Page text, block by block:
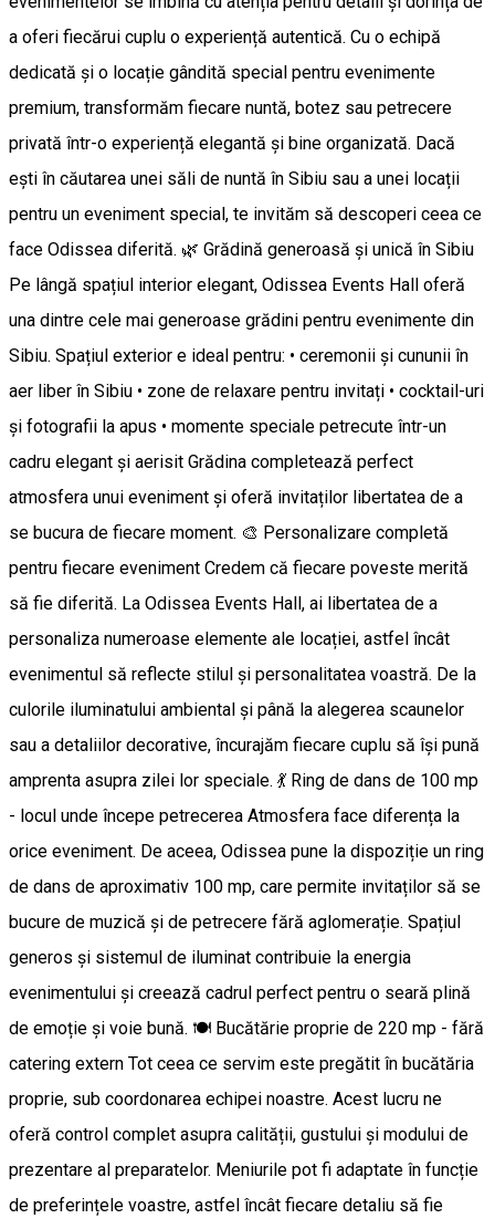
a oferi fiecărui cuplu o experiență autentică. Cu o echipă
dedicată și o locație gândită special pentru evenimente
premium, transformăm fiecare nuntă, botez sau petrecere
privată într-o experiență elegantă și bine organizată. Dacă
ești în căutarea unei săli de nuntă în Sibiu sau a unei locații
pentru un eveniment special, te invităm să descoperi ceea ce
face Odissea diferită. 🌿 Grădină generoasă și unică în Sibiu
Pe lângă spațiul interior elegant, Odissea Events Hall oferă
una dintre cele mai generoase grădini pentru evenimente din
Sibiu. Spațiul exterior e ideal pentru: • ceremonii și cununii în
aer liber în Sibiu • zone de relaxare pentru invitați • cocktail-uri
și fotografii la apus • momente speciale petrecute într-un
cadru elegant și aerisit Grădina completează perfect
atmosfera unui eveniment și oferă invitaților libertatea de a
se bucura de fiecare moment. 🎨 Personalizare completă
pentru fiecare eveniment Credem că fiecare poveste merită
să fie diferită. La Odissea Events Hall, ai libertatea de a
personaliza numeroase elemente ale locației, astfel încât
evenimentul să reflecte stilul și personalitatea voastră. De la
culorile iluminatului ambiental și până la alegerea scaunelor
sau a detaliilor decorative, încurajăm fiecare cuplu să își pună
amprenta asupra zilei lor speciale. 💃 Ring de dans de 100 mp
- locul unde începe petrecerea Atmosfera face diferența la
orice eveniment. De aceea, Odissea pune la dispoziție un ring
de dans de aproximativ 100 mp, care permite invitaților să se
bucure de muzică și de petrecere fără aglomerație. Spațiul
generos și sistemul de iluminat contribuie la energia
evenimentului și creează cadrul perfect pentru o seară plină
de emoție și voie bună. 🍽️ Bucătărie proprie de 220 mp - fără
catering extern Tot ceea ce servim este pregătit în bucătăria
proprie, sub coordonarea echipei noastre. Acest lucru ne
oferă control complet asupra calității, gustului și modului de
prezentare al preparatelor. Meniurile pot fi adaptate în funcție
de preferințele voastre, astfel încât fiecare detaliu să fie